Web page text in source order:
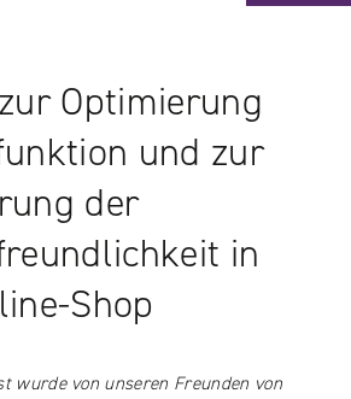
Optimierung
und zur
der
in
Shop
wurde von unseren Freunden von